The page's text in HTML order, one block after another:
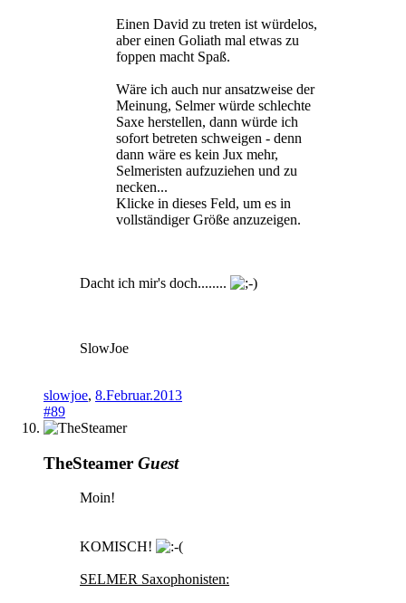
Einen David zu treten ist würdelos,
aber einen Goliath mal etwas zu
foppen macht Spaß.
Wäre ich auch nur ansatzweise der
Meinung, Selmer würde schlechte
Saxe herstellen, dann würde ich
sofort betreten schweigen - denn
dann wäre es kein Jux mehr,
Selmeristen aufzuziehen und zu
necken...
Klicke in dieses Feld, um es in
vollständiger Größe anzuzeigen.
Dacht ich mir's doch........
SlowJoe
slowjoe, 8.Februar.2013
#89
TheSteamer Guest
Moin!
KOMISCH!
SELMER Saxophonisten: